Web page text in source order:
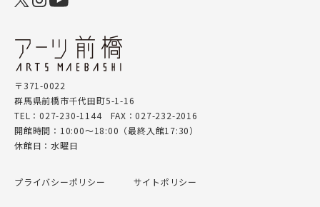
〒371-0022
群馬県前橋市千代田町5-1-16
TEL：027-230-1144 FAX：027-232-2016
開館時間：10:00～18:00（最終入館17:30）
休館日：水曜日
プライバシーポリシー サイトポリシー